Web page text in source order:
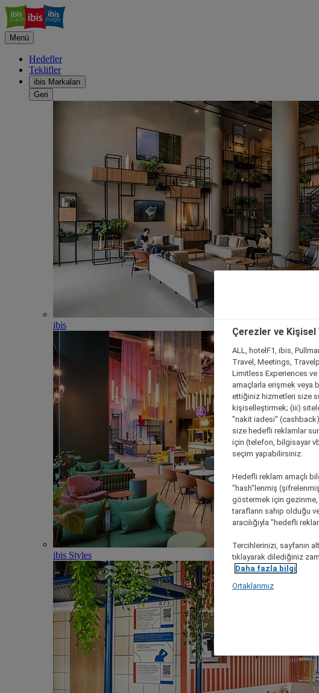
Menü
Hedefler
Teklifler
ibis Markaları
Geri
ibis
ibis Styles
Çerezler ve Kişisel
ALL, hotelF1, ibis,
Travel, Meetings,
Limitless Experiences
amaçlarla erişmek veya
ettiğiniz hizmetleri size
kişiselleştirmek; (iii)
"nakit iadesi"
size hedefli reklamlar
için (telefon, bilgisayar
seçim yapabilirsiniz.
Hedefli reklam amaçlı
"hash"lenmiş
göstermek için
tarafların sahip olduğu
aracılığıyla "hedefli
Tercihlerinizi, sayfanın
tıklayarak dilediğiniz
Daha fazla bilgi
Ortaklarımız